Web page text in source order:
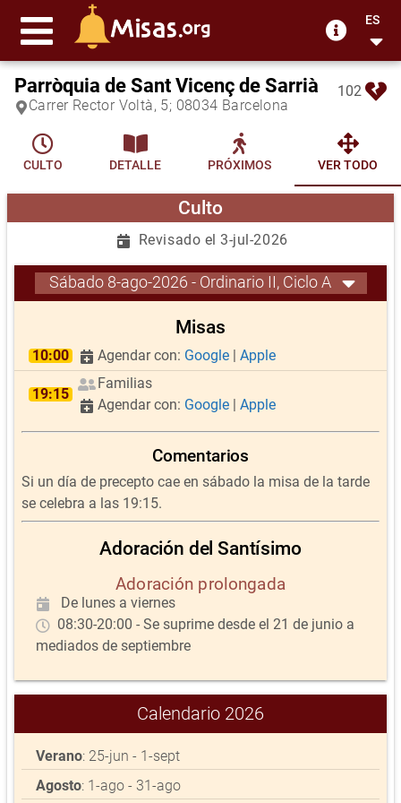
ES
Parròquia de Sant Vicenç de Sarrià
Carrer Rector Voltà, 5; 08034 Barcelona
102
CULTO DETALLE PRÓXIMOS VER TODO
Culto
Revisado el 3-jul-2026
Sábado 8-ago-2026 - Ordinario II, Ciclo A
Misas
10:00 Agendar con: Google | Apple
19:15
Familias
Agendar con: Google | Apple
Comentarios
Si un día de precepto cae en sábado la misa de la tarde
se celebra a las 19:15.
Adoración del Santísimo
Adoración prolongada
De lunes a viernes
08:30-20:00 - Se suprime desde el 21 de junio a
mediados de septiembre
Calendario 2026
Verano: 25-jun - 1-sept
Agosto: 1-ago - 31-ago